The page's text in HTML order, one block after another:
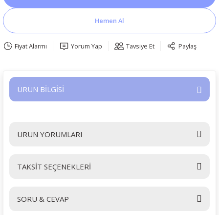
Hemen Al
Fiyat Alarmı Yorum Yap Tavsiye Et Paylaş
ÜRÜN BİLGİSİ
ÜRÜN YORUMLARI
Bu ürüne ilk yorumu siz yapın!
TAKSİT SEÇENEKLERİ
SORU & CEVAP